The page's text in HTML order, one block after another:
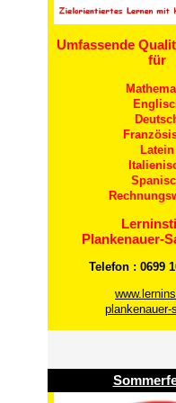
Umfassende
für
Latein
Plankenauer-
Telefon : 0699
plankenauer-